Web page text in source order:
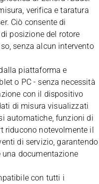
verifica e taratura
Ciò consente di
posizione del rotore
senza alcun intervento
piattaforma e
o PC - senza necessità
con il dispositivo
di misura visualizzati
automatiche, funzioni di
riducono notevolmente il
di servizio, garantendo
documentazione
con tutti i